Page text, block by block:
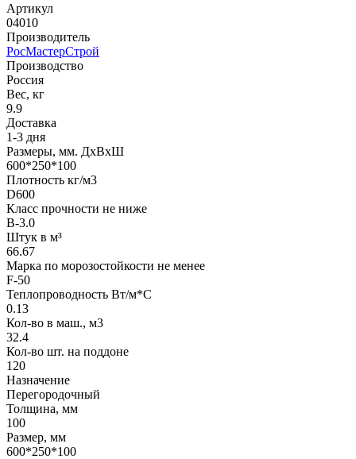
Артикул
04010
Производитель
РосМастерСтрой
Производство
Россия
Вес, кг
9.9
Доставка
1-3 дня
Размеры, мм. ДхВхШ
600*250*100
Плотность кг/м3
D600
Класс прочности не ниже
B-3.0
Штук в м³
66.67
Марка по морозостойкости не менее
F-50
Теплопроводность Вт/м*С
0.13
Кол-во в маш., м3
32.4
Кол-во шт. на поддоне
120
Назначение
Перегородочный
Толщина, мм
100
Размер, мм
600*250*100